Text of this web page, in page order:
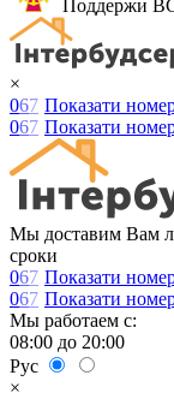
Поддержи
×
067 Показати
067 Показати
Мы доставим Вам
сроки
067 Показати
067 Показати
Мы работаем с:
08:00 до 20:00
Рус
×